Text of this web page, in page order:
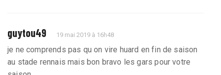
guytou49 19 mai 2019 à 16h48
je ne comprends pas qu on vire huard en fin de saison
au stade rennais mais bon bravo les gars pour votre